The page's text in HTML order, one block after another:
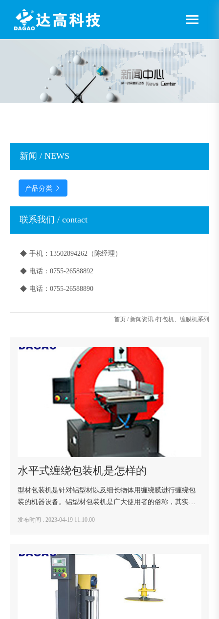
新闻 / NEWS
产品分类 
联系我们 / contact
◆ 手机：13502894262（陈经理）
◆ 电话：0755-26588892
◆ 电话：0755-26588890
首页 / 新闻资讯 /打包机、缠膜机系列
水平式缠绕包装机是怎样的
型材包装机是针对铝型材以及细长物体用缠绕膜进行缠绕包
装的机器设备。铝型材包装机是广大使用者的俗称，其实铝
发布时间 : 2023-04-19 11:10:00